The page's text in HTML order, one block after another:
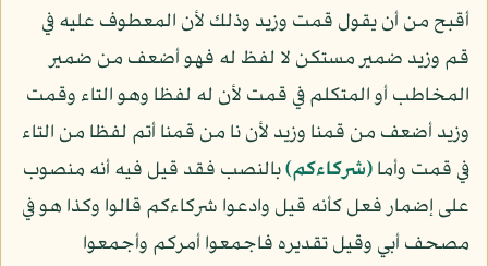
أقبح من أن يقول قمت وزيد وذلك لأن المعطوف عليه في
قم وزيد ضمير مستكن لا لفظ له فهو أضعف من ضمير
المخاطب أو المتكلم في قمت لأن له لفظا وهو التاء وقمت
وزيد أضعف من قمنا وزيد لأن نا من قمنا أتم لفظا من التاء
في قمت وأما﴿شركاءكم﴾بالنصب فقد قيل فيه أنه منصوب
على إضمار فعل كأنه قيل وادعوا شركاءكم قالوا وكذا هو في
مصحف أبي وقيل تقديره فاجمعوا أمركم وأجمعوا